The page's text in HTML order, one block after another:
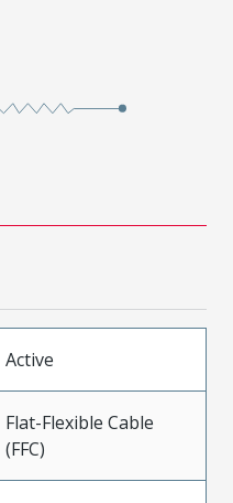
Active
Flat-Flexible Cable
(FFC)